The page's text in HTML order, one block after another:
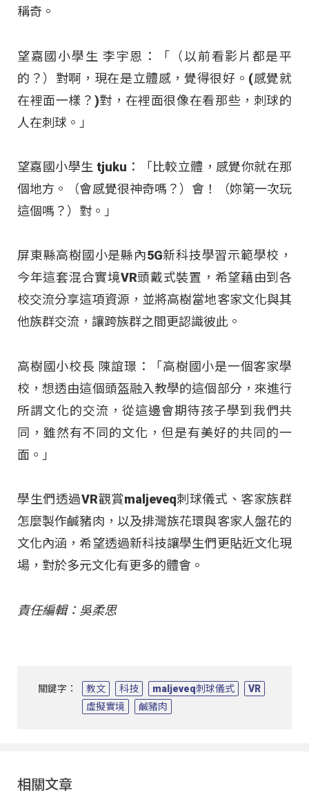
稱奇。
望嘉國小學生 李宇恩：「（以前看影片都是平
的？）對啊，現在是立體感，覺得很好。(感覺就
在裡面一樣？)對，在裡面很像在看那些，刺球的
人在刺球。」
望嘉國小學生 tjuku：「比較立體，感覺你就在那
個地方。（會感覺很神奇嗎？）會！（妳第一次玩
這個嗎？）對。」
屏東縣高樹國小是縣內5G新科技學習示範學校，
今年這套混合實境VR頭戴式裝置，希望藉由到各
校交流分享這項資源，並將高樹當地客家文化與其
他族群交流，讓跨族群之間更認識彼此。
高樹國小校長 陳誼璟：「高樹國小是一個客家學
校，想透由這個頭盔融入教學的這個部分，來進行
所謂文化的交流，從這邊會期待孩子學到我們共
同，雖然有不同的文化，但是有美好的共同的一
面。」
學生們透過VR觀賞maljeveq刺球儀式、客家族群
怎麼製作鹹豬肉，以及排灣族花環與客家人盤花的
文化內涵，希望透過新科技讓學生們更貼近文化現
場，對於多元文化有更多的體會。
責任編輯：吳柔思
關鍵字： 教文 科技 maljeveq刺球儀式
VR
虛擬實境
鹹豬肉
相關文章